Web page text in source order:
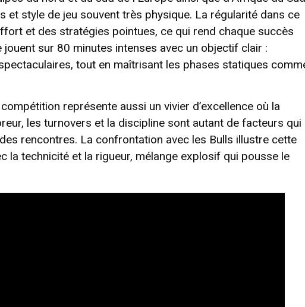
et style de jeu souvent très physique. La régularité dans ce
et des stratégies pointues, ce qui rend chaque succès
sur 80 minutes intenses avec un objectif clair :
tout en maîtrisant les phases statiques
représente aussi un vivier d’excellence où la
les turnovers et la discipline sont autant de facteurs qui
rencontres. La confrontation avec les Bulls illustre cette
la technicité et la rigueur, mélange explosif qui pousse le